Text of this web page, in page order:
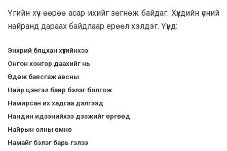
Үгийн хүч өөрөө асар ихийг зөгнөж байдаг. Хүүхдийн үсний
найранд дараах байдлаар ерөөл хэлдэг. Үүнд:
Энхрий бяцхан хүүгийнхээ
Онгон хонгор даахийг нь
Өдөж баясгаж авсны
Найр цэнгэл баяр бэлэг болгож
Намирсан их хадгаа дэлгээд
Нандин идээнийхээ дээжийг өргөөд
Найрын олны өмнө
Намайг бэлэг барь гэлээ